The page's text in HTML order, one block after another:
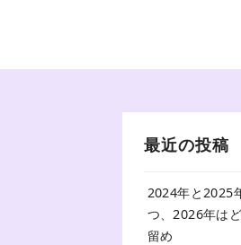
最近の投稿
2024年と2025
つ、2026年は
留め